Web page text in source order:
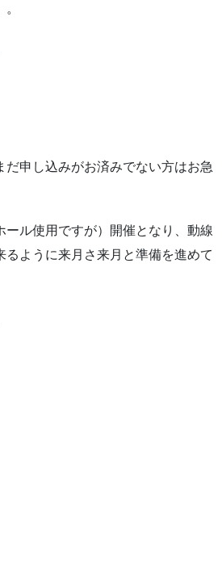
申し込みがお済みでない方はお急
ル使用ですが）開催となり、動線
ように来月さ来月と準備を進めて